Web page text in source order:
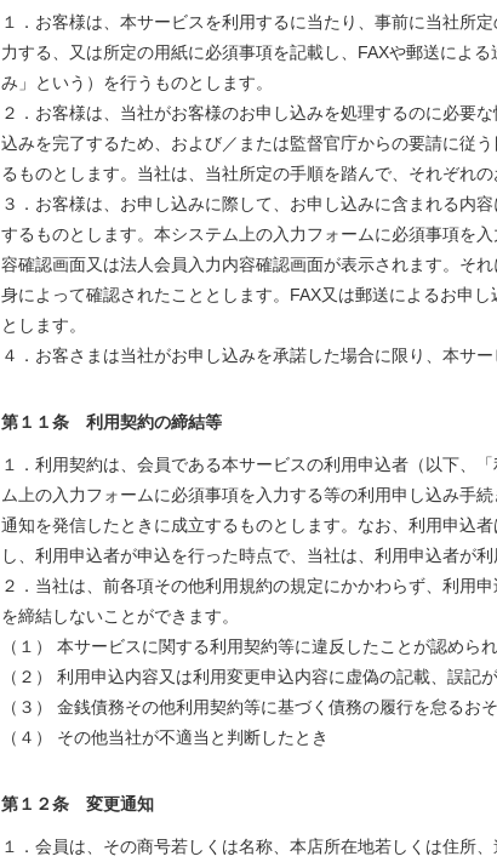
１．お客様は、本サービスを利用するに当たり、事前に当社所
力する、又は所定の用紙に必須事項を記載し、FAXや郵送によ
み」という）を行うものとします。
２．お客様は、当社がお客様のお申し込みを処理するのに必要
込みを完了するため、および／または監督官庁からの要請に従
るものとします。当社は、当社所定の手順を踏んで、それぞれの
３．お客様は、お申し込みに際して、お申し込みに含まれる内
するものとします。本システム上の入力フォームに必須事項を
容確認画面又は法人会員入力内容確認画面が表示されます。そ
身によって確認されたこととします。FAX又は郵送によるお申
とします。
４．お客さまは当社がお申し込みを承諾した場合に限り、本サ
第１１条 利用契約の締結等
１．利用契約は、会員である本サービスの利用申込者（以下、
ム上の入力フォームに必須事項を入力する等の利用申し込み手
通知を発信したときに成立するものとします。なお、利用申込
し、利用申込者が申込を行った時点で、当社は、利用申込者が
２．当社は、前各項その他利用規約の規定にかかわらず、利用
を締結しないことができます。
（１） 本サービスに関する利用契約等に違反したことが認めら
（２） 利用申込内容又は利用変更申込内容に虚偽の記載、誤記
（３） 金銭債務その他利用契約等に基づく債務の履行を怠るお
（４） その他当社が不適当と判断したとき
第１２条 変更通知
１．会員は、その商号若しくは名称、本店所在地若しくは住所